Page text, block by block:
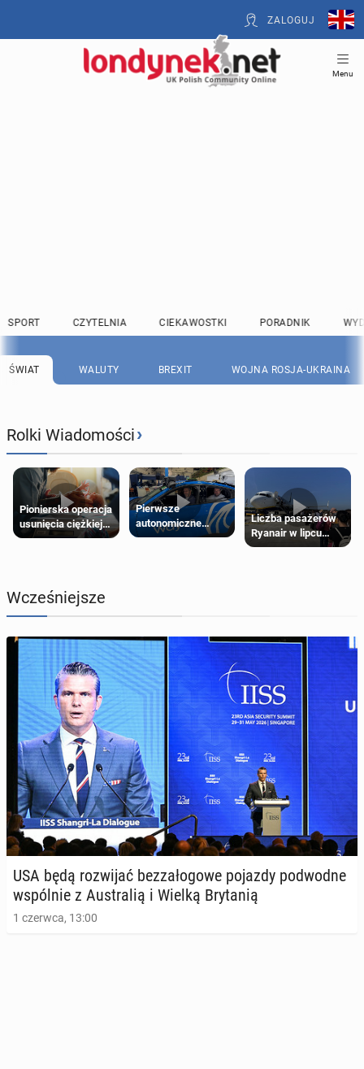
ZALOGUJ
Menu
SPORT CZYTELNIA CIEKAWOSTKI PORADNIK
ŚWIAT WALUTY BREXIT WOJNA ROSJA-UKRAINA
Rolki Wiadomości›
Pionierska operacja
usunięcia ciężkiej
wady wrodzonej
Pierwsze
autonomiczne
Ubery pojawią się
Liczba pasażerów
Ryanair w lipcu
pobiła rekord
Wcześniejsze
USA będą roz­wi­jać bez­za­ło­go­we pojazdy pod­wod­ne
wspól­nie z Au­stra­lią i Wielką Bry­ta­nią
1 czerwca, 13:00